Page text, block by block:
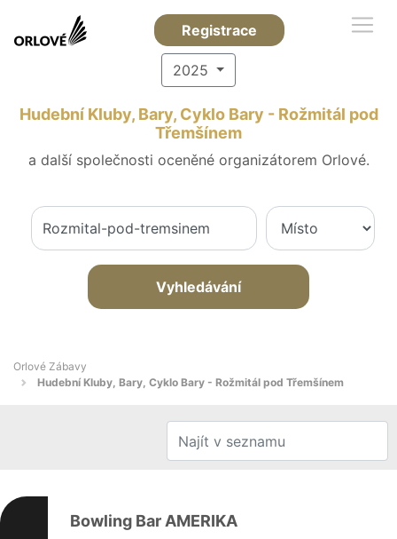
Registrace
2025
Hudební Kluby, Bary, Cyklo Bary - Rožmitál pod
Třemšínem
a další společnosti oceněné organizátorem Orlové.
Vyhledávání
Orlové Zábavy
Hudební Kluby, Bary, Cyklo Bary - Rožmitál pod Třemšínem
Bowling Bar AMERIKA